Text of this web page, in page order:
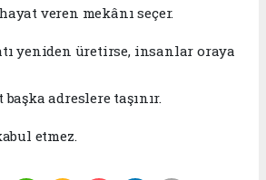
veren mekânı seçer.
yeniden üretirse, insanlar oraya
adreslere taşınır.
etmez.